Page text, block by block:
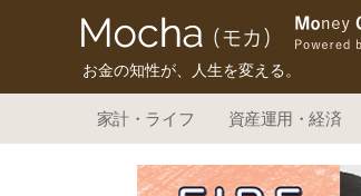
お金の知性が、人生を変える。
家計・ライフ 資産運用・経済